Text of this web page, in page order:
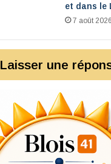
et dans le
7 août 2026
Laisser une